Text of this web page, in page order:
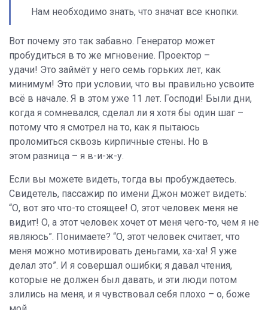
Нам необходимо знать, что значат все кнопки.
Вот почему это так забавно. Генератор может
пробудиться в то же мгновение. Проектор –
удачи! Это займёт у него семь горьких лет, как
минимум! Это при условии, что вы правильно усвоите
всё в начале. Я в этом уже 11 лет. Господи! Были дни,
когда я сомневался, сделал ли я хотя бы один шаг –
потому что я смотрел на то, как я пытаюсь
проломиться сквозь кирпичные стены. Но в
этом разница – я в-и-ж-у.
Если вы можете видеть, тогда вы пробуждаетесь.
Свидетель, пассажир по имени Джон может видеть:
“О, вот это что-то стоящее! О, этот человек меня не
видит! О, а этот человек хочет от меня чего-то, чем я не
являюсь”. Понимаете? “О, этот человек считает, что
меня можно мотивировать деньгами, ха-ха! Я уже
делал это”. И я совершал ошибки; я давал чтения,
которые не должен был давать, и эти люди потом
злились на меня, и я чувствовал себя плохо – о, боже